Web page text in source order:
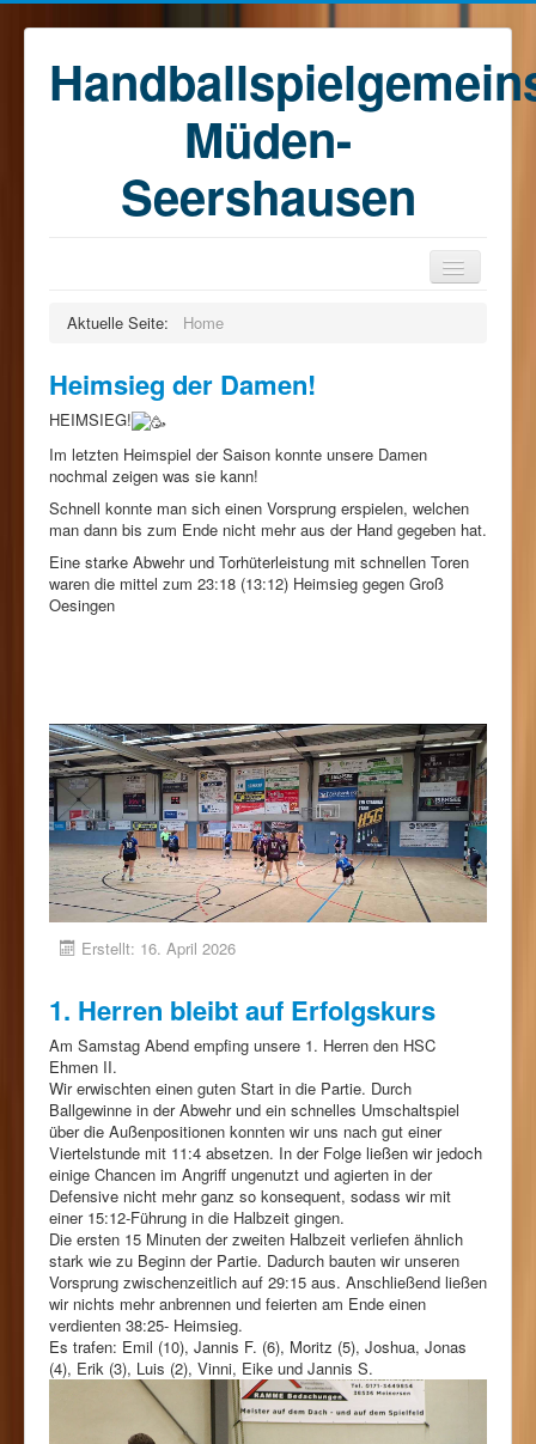
Müden-
Seershausen
Training
Kontakt
Förderkreis
Sponsoren
Aktuelle Seite: Home
Heimsieg der Damen!
HEIMSIEG!
Im letzten Heimspiel der Saison konnte unsere Damen
nochmal zeigen was sie kann!
Schnell konnte man sich einen Vorsprung erspielen, welchen
man dann bis zum Ende nicht mehr aus der Hand gegeben hat.
Eine starke Abwehr und Torhüterleistung mit schnellen Toren
waren die mittel zum 23:18 (13:12) Heimsieg gegen Groß
Oesingen
Erstellt: 16. April 2026
1. Herren bleibt auf Erfolgskurs
Am Samstag Abend empfing unsere 1. Herren den HSC
Ehmen II.
Wir erwischten einen guten Start in die Partie. Durch
Ballgewinne in der Abwehr und ein schnelles Umschaltspiel
über die Außenpositionen konnten wir uns nach gut einer
Viertelstunde mit 11:4 absetzen. In der Folge ließen wir jedoch
einige Chancen im Angriff ungenutzt und agierten in der
Defensive nicht mehr ganz so konsequent, sodass wir mit
einer 15:12-Führung in die Halbzeit gingen.
Die ersten 15 Minuten der zweiten Halbzeit verliefen ähnlich
stark wie zu Beginn der Partie. Dadurch bauten wir unseren
Vorsprung zwischenzeitlich auf 29:15 aus. Anschließend ließen
wir nichts mehr anbrennen und feierten am Ende einen
verdienten 38:25- Heimsieg.
Es trafen: Emil (10), Jannis F. (6), Moritz (5), Joshua, Jonas
(4), Erik (3), Luis (2), Vinni, Eike und Jannis S.